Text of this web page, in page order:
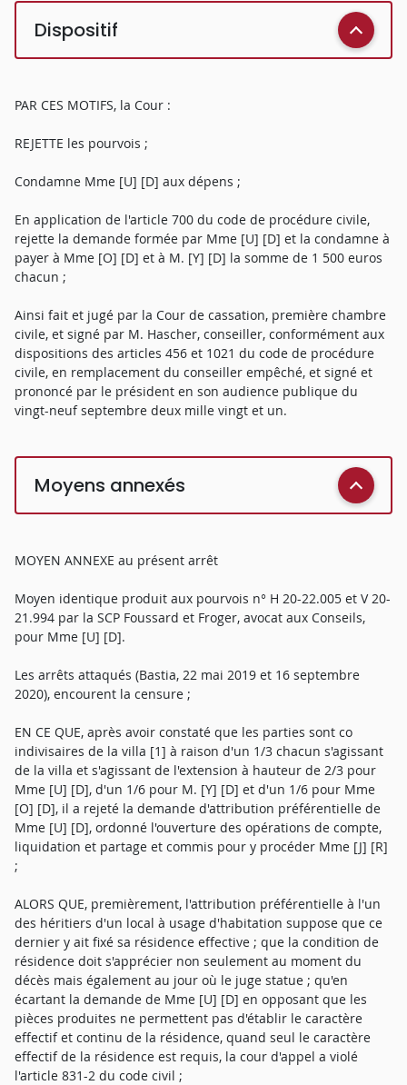
Dispositif
PAR CES MOTIFS, la Cour :
REJETTE les pourvois ;
Condamne Mme [U] [D] aux dépens ;
En application de l'article 700 du code de procédure civile,
rejette la demande formée par Mme [U] [D] et la condamne à
payer à Mme [O] [D] et à M. [Y] [D] la somme de 1 500 euros
chacun ;
Ainsi fait et jugé par la Cour de cassation, première chambre
civile, et signé par M. Hascher, conseiller, conformément aux
dispositions des articles 456 et 1021 du code de procédure
civile, en remplacement du conseiller empêché, et signé et
prononcé par le président en son audience publique du
vingt-neuf septembre deux mille vingt et un.
Moyens annexés
MOYEN ANNEXE au présent arrêt
Moyen identique produit aux pourvois n° H 20-22.005 et V 20-
21.994 par la SCP Foussard et Froger, avocat aux Conseils,
pour Mme [U] [D].
Les arrêts attaqués (Bastia, 22 mai 2019 et 16 septembre
2020), encourent la censure ;
EN CE QUE, après avoir constaté que les parties sont co
indivisaires de la villa [1] à raison d'un 1/3 chacun s'agissant
de la villa et s'agissant de l'extension à hauteur de 2/3 pour
Mme [U] [D], d'un 1/6 pour M. [Y] [D] et d'un 1/6 pour Mme
[O] [D], il a rejeté la demande d'attribution préférentielle de
Mme [U] [D], ordonné l'ouverture des opérations de compte,
liquidation et partage et commis pour y procéder Mme [J] [R]
;
ALORS QUE, premièrement, l'attribution préférentielle à l'un
des héritiers d'un local à usage d'habitation suppose que ce
dernier y ait fixé sa résidence effective ; que la condition de
résidence doit s'apprécier non seulement au moment du
décès mais également au jour où le juge statue ; qu'en
écartant la demande de Mme [U] [D] en opposant que les
pièces produites ne permettent pas d'établir le caractère
effectif et continu de la résidence, quand seul le caractère
effectif de la résidence est requis, la cour d'appel a violé
l'article 831-2 du code civil ;